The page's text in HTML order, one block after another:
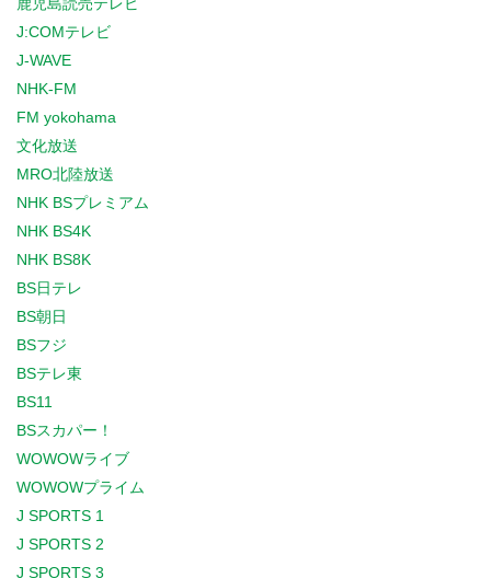
J:COMテレビ
J-WAVE
NHK-FM
FM yokohama
文化放送
MRO北陸放送
NHK BSプレミアム
NHK BS4K
NHK BS8K
BS日テレ
BS朝日
BSフジ
BSテレ東
BS11
BSスカパー！
WOWOWライブ
WOWOWプライム
J SPORTS 1
J SPORTS 2
J SPORTS 3